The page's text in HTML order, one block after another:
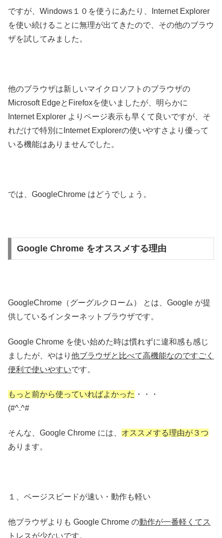
ですが、Windows１０を使うにあたり、Internet Explorer
を使い続けることに無理が出てきたので、その他のブラウ
ザを試してみました。
他のブラウザは新しいマイクロソフトのブラウザの
Microsoft EdgeとFirefoxを使いましたが、明らかに
Internet Explorer よりページ表示も早くて良いですが、そ
れだけで特別にInternet Explorerの使いやすさより優って
いる機能はありませんでした。
では、GoogleChrome はどうでしょう。
Google Chrome をオススメする理由
GoogleChrome（グーグルクローム） とは、Google が提
供しているインターネットブラウザです。
Google Chrome を使い始めた時は慣れずに違和感も感じ
ましたが、やはり 他ブラウザと比べて高機能なのですごく
便利で使いやすいです。
もっと前から使っていればよかった ・・・
(#^.^#
そんな、Google Chrome には、 オススメする理由が３つ
あります。
１、ページスピードが速い・動作も軽い
他ブラウザよりも Google Chrome の動作が一番軽くてス
トレスが少ないです。